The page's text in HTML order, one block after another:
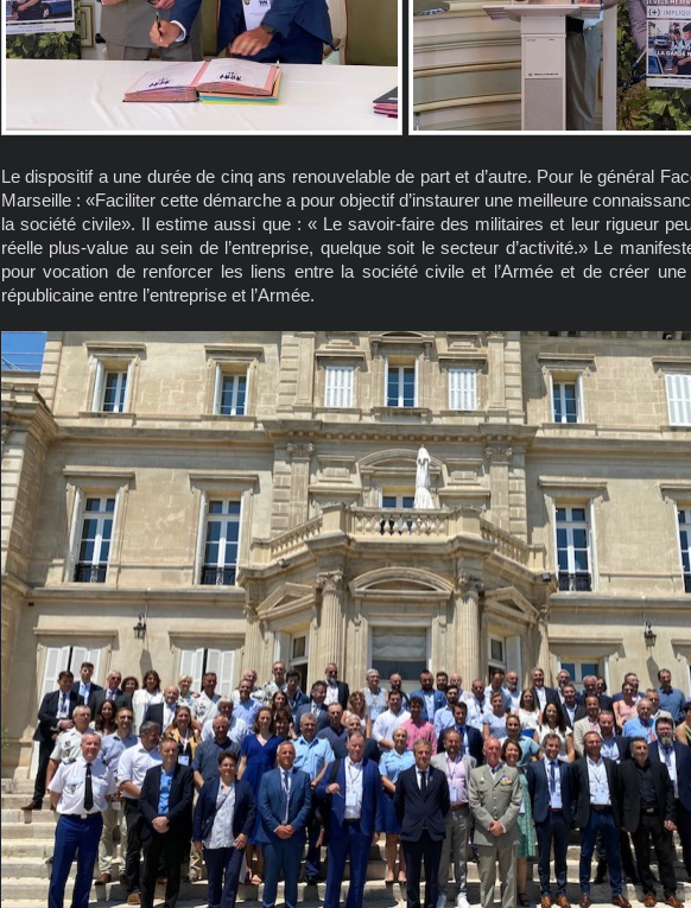
Le dispositif a une durée de cinq ans renouvelable de part et d’autre. Pour le général
Marseille : «Faciliter cette démarche a pour objectif d’instaurer une meilleure
la société civile». Il estime aussi que : « Le savoir-faire des militaires et leur rigueur
réelle plus-value au sein de l’entreprise, quelque soit le secteur d’activité.» Le
pour vocation de renforcer les liens entre la société civile et l’Armée et de créer
républicaine entre l’entreprise et l’Armée.